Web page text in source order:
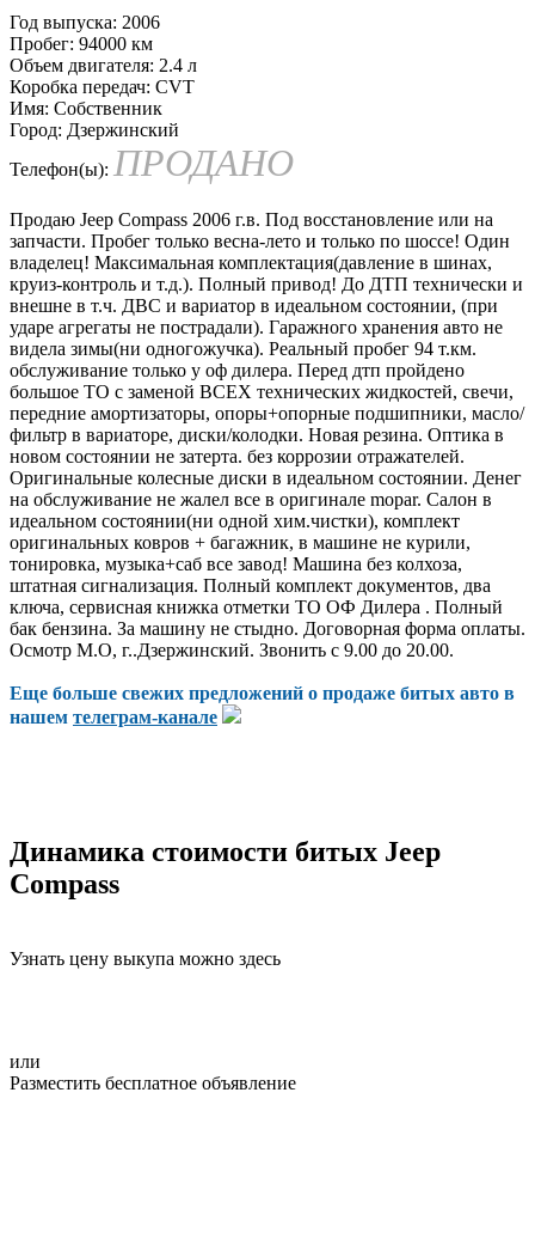
Год выпуска: 2006
Пробег: 94000 км
Объем двигателя: 2.4 л
Коробка передач: CVT
Имя: Собственник
Город: Дзержинский
Телефон(ы): ПРОДАНО
Продаю Jeep Compass 2006 г.в. Под восстановление или на
запчасти. Пробег только весна-лето и только по шоссе! Один
владелец! Максимальная комплектация(давление в шинах,
круиз-контроль и т.д.). Полный привод! До ДТП технически и
внешне в т.ч. ДВС и вариатор в идеальном состоянии, (при
ударе агрегаты не пострадали). Гаражного хранения авто не
видела зимы(ни одногожучка). Реальный пробег 94 т.км.
обслуживание только у оф дилера. Перед дтп пройдено
большое ТО с заменой ВСЕХ технических жидкостей, свечи,
передние амортизаторы, опоры+опорные подшипники, масло/
фильтр в вариаторе, диски/колодки. Новая резина. Оптика в
новом состоянии не затерта. без коррозии отражателей.
Оригинальные колесные диски в идеальном состоянии. Денег
на обслуживание не жалел все в оригинале mopar. Салон в
идеальном состоянии(ни одной хим.чистки), комплект
оригинальных ковров + багажник, в машине не курили,
тонировка, музыка+саб все завод! Машина без колхоза,
штатная сигнализация. Полный комплект документов, два
ключа, сервисная книжка отметки ТО ОФ Дилера . Полный
бак бензина. За машину не стыдно. Договорная форма оплаты.
Осмотр М.О, г..Дзержинский. Звонить с 9.00 до 20.00.
Еще больше свежих предложений о продаже битых авто в
нашем телеграм-канале
Динамика стоимости битых Jeep
Compass
Узнать цену выкупа можно здесь
или
Разместить бесплатное объявление